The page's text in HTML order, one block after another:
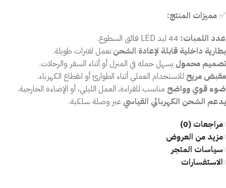
✅مميزات المنتج:
عدد اللمبات:
بطارية داخلية قابلة لإعادة الشحن تعمل لفترات طويلة.
تصميم محمول يسهل حمله في المنزل أو أثناء السفر والرحلات.
مقبض مريح للاستخدام العملي أثناء الطوارئ أو انقطاع الكهرباء.
ضوء قوي وواضح مناسب للقراءة، العمل الليلي، أو الإضاءة الخارجية.
يدعم الشحن الكهربائي القياسي عبر وصلة سلكية.
مراجعات (0)
مزيد من العروض
سياسات المتجر
الاستفسارات